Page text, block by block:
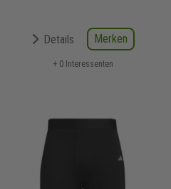
Details Merken
+ 0 Interessenten